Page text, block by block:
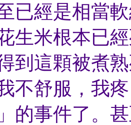
已經是相當
生米根本已
到這顆被煮
不舒服，我
的事件了。